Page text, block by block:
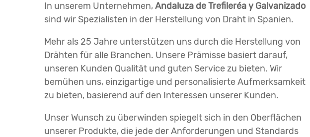
In unserem Unternehmen,Andaluza de Trefileréa y Galvanizado
sind wir Spezialisten in der Herstellung von Draht in Spanien.
Mehr als 25 Jahre unterstützen uns durch die Herstellung von
Drähten für alle Branchen. Unsere Prämisse basiert darauf,
unseren Kunden Qualität und guten Service zu bieten. Wir
bemühen uns, einzigartige und personalisierte Aufmerksamkeit
zu bieten, basierend auf den Interessen unserer Kunden.
Unser Wunsch zu überwinden spiegelt sich in den Oberflächen
unserer Produkte, die jede der Anforderungen und Standards